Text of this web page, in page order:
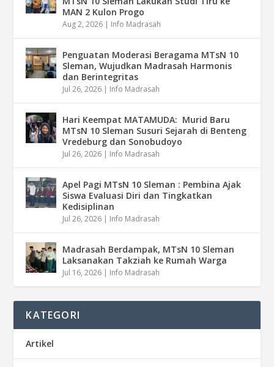
MAN 2 Kulon Progo
Aug 2, 2026 | Info Madrasah
Penguatan Moderasi Beragama MTsN 10
Sleman, Wujudkan Madrasah Harmonis
dan Berintegritas
Jul 26, 2026 | Info Madrasah
Hari Keempat MATAMUDA: Murid Baru
MTsN 10 Sleman Susuri Sejarah di Benteng
Vredeburg dan Sonobudoyo
Jul 26, 2026 | Info Madrasah
Apel Pagi MTsN 10 Sleman : Pembina Ajak
Siswa Evaluasi Diri dan Tingkatkan
Kedisiplinan
Jul 26, 2026 | Info Madrasah
Madrasah Berdampak, MTsN 10 Sleman
Laksanakan Takziah ke Rumah Warga
Jul 16, 2026 | Info Madrasah
KATEGORI
Artikel